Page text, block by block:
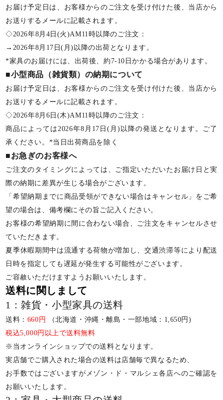
お届け予定日は、お客様からのご注文を受け付けた後、当店から
お送りするメールに記載されます。
◇2026年8月4日(火)AM11時以降のご注文：
→2026年8月17日(月)以降の出荷となります。
*家具のお届けには、出荷後、約7-10日かかる場合があります。
■小型商品（雑貨類）の納期について
お届け予定日は、お客様からのご注文を受け付けた後、当店から
お送りするメールに記載されます。
◇2026年8月6日(木)AM11時以降のご注文：
商品によっては2026年8月17日(月)以降の発送となります。ご了
承ください。*当日出荷商品を除く
■お急ぎのお客様へ
ご注文のタイミングによっては、ご指定いただいたお届け日と実
際の納期に差異が生じる場合がございます。
「希望納期までに商品受領ができない場合はキャンセル」をご希
望の場合は、備考欄にその旨ご記入ください。
お客様の希望納期に間に合わない場合、ご注文をキャンセルさせ
ていただきます。
夏季休暇期間中は流通する荷物が増加し、交通渋滞等により配送
日時を指定しても遅延が発生する可能性がございます。
ご容赦いただけますようお願いいたします。
送料に関しまして
1：雑貨・小型家具の送料
送料： 660円
（北海道・沖縄・離島・一部地域：1,650円)
税込5,000円以上で送料無料
※当オンラインショップでの送料となります。
実店舗でご購入された場合の送料は店舗毎で異なるため、
お手数ではございますがメゾン・ド・マルシェ各店へのご確認を
お願いいたします。